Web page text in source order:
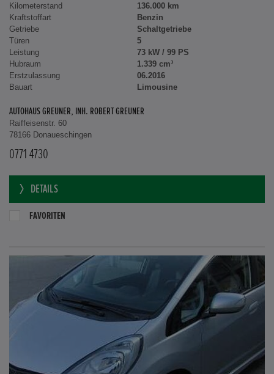
Kilometerstand
136.000 km
Kraftstoffart
Benzin
Getriebe
Schaltgetriebe
Türen
5
Leistung
73 kW / 99 PS
Hubraum
1.339 cm³
Erstzulassung
06.2016
Bauart
Limousine
AUTOHAUS GREUNER, INH. ROBERT GREUNER
Raiffeisenstr. 60
78166 Donaueschingen
0771 4730
DETAILS
FAVORITEN